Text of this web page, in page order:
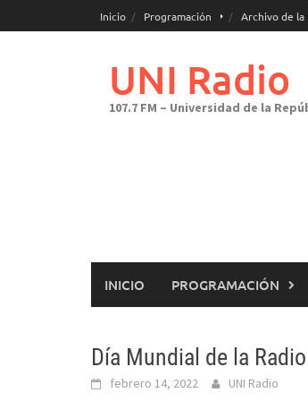
al
Inicio Programación Archivo de la
UNI Radio
107.7 FM – Universidad de la
INICIO PROGRAMACIÓN
Día Mundial de la Radio
febrero 14, 2022 UNI Radio